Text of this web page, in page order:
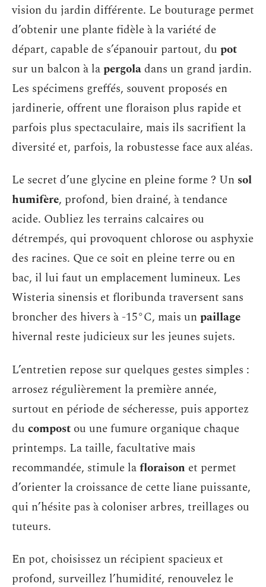
vision du jardin différente. Le bouturage permet
d’obtenir une plante fidèle à la variété de
départ, capable de s’épanouir partout, du pot
sur un balcon à lapergoladans un grand jardin.
Les spécimens greffés, souvent proposés en
jardinerie, offrent une floraison plus rapide et
parfois plus spectaculaire, mais ils sacrifient la
diversité et, parfois, la robustesse face aux aléas.
Le secret d’une glycine en pleine forme ? Un sol
humifère, profond, bien drainé, à tendance
acide. Oubliez les terrains calcaires ou
détrempés, qui provoquent chlorose ou asphyxie
des racines. Que ce soit en pleine terre ou en
bac, il lui faut un emplacement lumineux. Les
Wisteria sinensis et floribunda traversent sans
broncher des hivers à -15°C, mais unpaillage
hivernal reste judicieux sur les jeunes sujets.
L’entretien repose sur quelques gestes simples :
arrosez régulièrement la première année,
surtout en période de sécheresse, puis apportez
du compost ou une fumure organique chaque
printemps. La taille, facultative mais
recommandée, stimule lafloraison et permet
d’orienter la croissance de cette liane puissante,
qui n’hésite pas à coloniser arbres, treillages ou
tuteurs.
En pot, choisissez un récipient spacieux et
profond, surveillez l’humidité, renouvelez le